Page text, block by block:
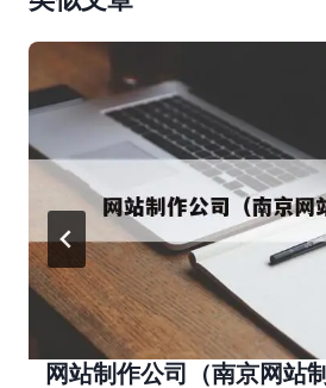
网站制作公司（南京网站